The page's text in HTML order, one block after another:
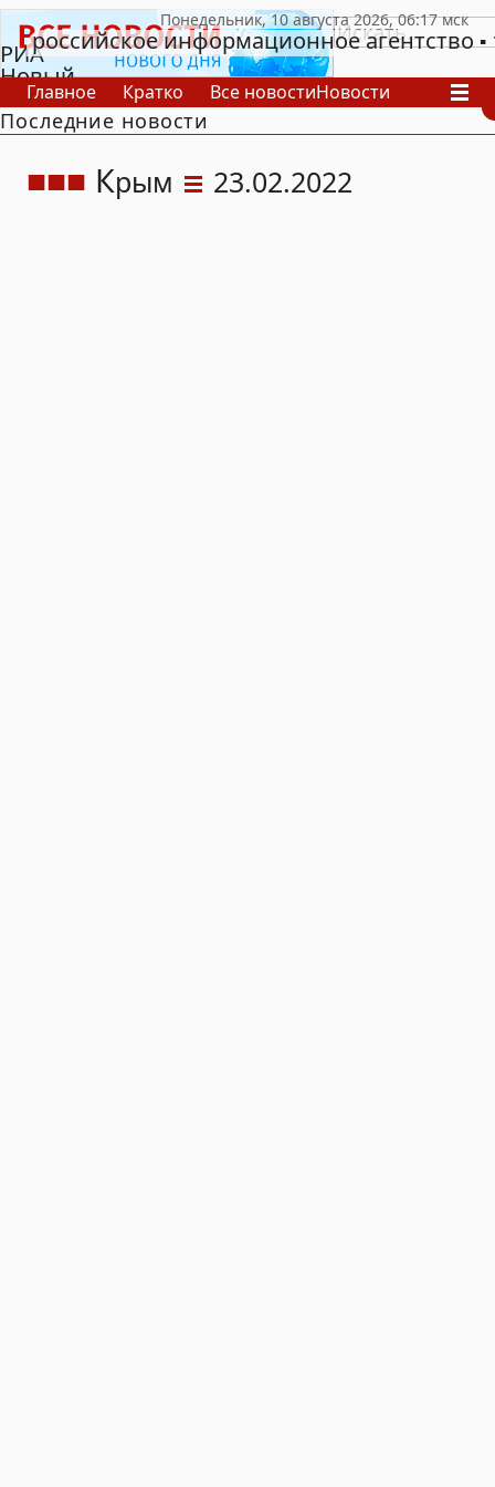
РИА
Новый
День
российское информационное агентство
Главное Кратко Все новостиНовости
В России
В мире
Последние новости
Крым 23.02.2022